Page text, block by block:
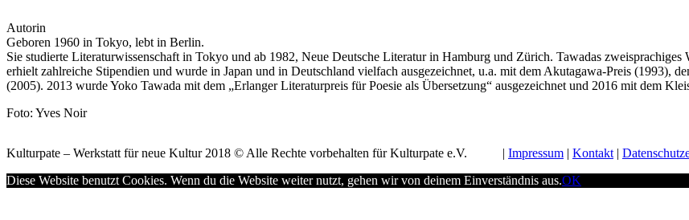
Autorin
Geboren 1960 in Tokyo, lebt in Berlin.
Sie studierte Literaturwissenschaft in Tokyo und ab 1982, Neue Deutsche Literatur in Hamburg und Zürich. Tawadas
erhielt zahlreiche Stipendien und wurde in Japan und in Deutschland vielfach ausgezeichnet, u.a. mit dem Akutagawa-Preis (1993),
(2005). 2013 wurde Yoko Tawada mit dem „Erlanger Literaturpreis für Poesie als Übersetzung“ ausgezeichnet und 2016 mit dem
Foto: Yves Noir
Kulturpate – Werkstatt für neue Kultur 2018 © Alle Rechte vorbehalten für Kulturpate e.V. Impressum Kontakt
Diese Website benutzt Cookies. Wenn du die Website weiter nutzt, gehen wir von deinem Einverständnis aus.OK